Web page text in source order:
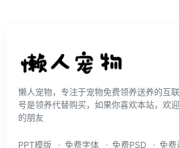
懒人宠物，专注于宠物免费领养送养的互
号是领养代替购买，如果你喜欢本站，欢
的朋友
PPT模版 免费字体 免费PSD 免费